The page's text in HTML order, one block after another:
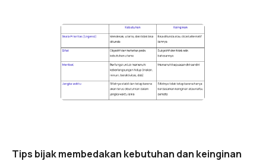
Tips bijak membedakan kebutuhan dan keinginan